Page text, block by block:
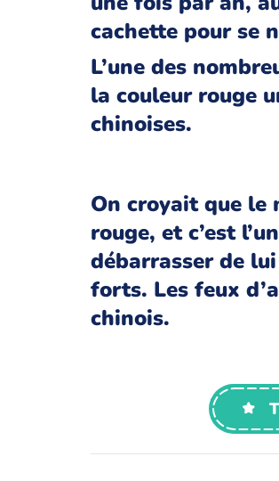
cachette pour se
L’une des
la couleur rouge
chinoises.
On croyait que le
rouge, et c’est
débarrasser de
forts. Les feux
chinois.